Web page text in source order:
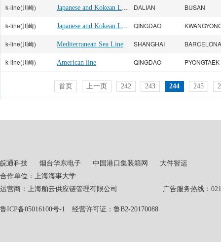
k-line(川崎) Japanese and Kokean Line DALIAN BUSAN
k-line(川崎) Japanese and Kokean Line QINGDAO
k-line(川崎) Mediterranean Sea Line SHANGHAI BARCELONA
k-line(川崎) American line QINGDAO PYONGTAEK
首页 上一页 242 243 244 245
皖通科技 烟台华东电子 中国港口集装箱网
大件智运
合作单位：上海海事大学
运营商：上海舶云供应链管理有限公司 广告服务热线：021-
鲁ICP备05016100号-1 经营许可证：鲁B2-20170088